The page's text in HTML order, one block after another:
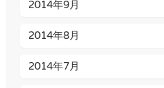
2014年9月
2014年8月
2014年7月